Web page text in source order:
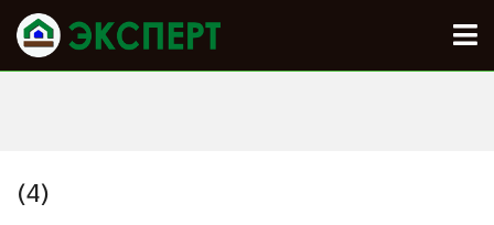
(4)